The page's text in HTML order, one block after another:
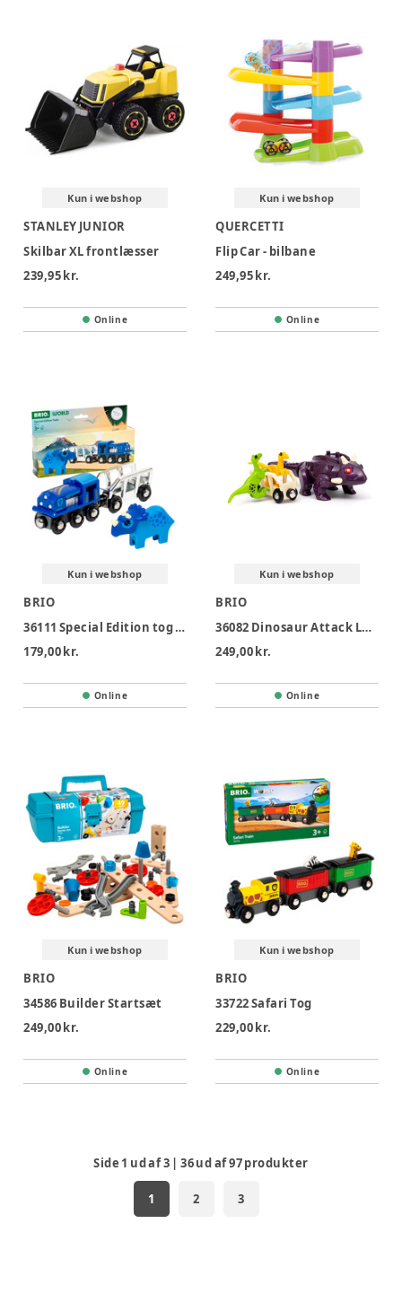
Kun i webshop
STANLEY JUNIOR
Skilbar XL frontlæsser
239,95 kr.
Online
Kun i webshop
QUERCETTI
Flip Car - bilbane
249,95 kr.
Online
Kun i webshop
BRIO
36111 Special Edition tog (2025)
179,00 kr.
Online
Kun i webshop
BRIO
36082 Dinosaur Attack Legesæt
249,00 kr.
Online
Kun i webshop
BRIO
34586 Builder Startsæt
249,00 kr.
Online
Kun i webshop
BRIO
33722 Safari Tog
229,00 kr.
Online
Side 1 ud af3 |36ud af97produkter
1 2 3